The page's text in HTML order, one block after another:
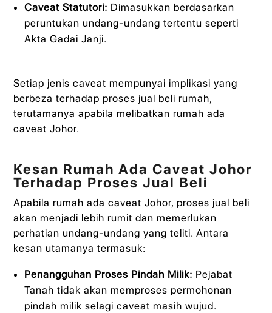
Caveat Statutori: Dimasukkan berdasarkan
peruntukan undang-undang tertentu seperti
Akta Gadai Janji.
Setiap jenis caveat mempunyai implikasi yang
berbeza terhadap proses jual beli rumah,
terutamanya apabila melibatkan rumah ada
caveat Johor.
Kesan Rumah Ada Caveat Johor
Terhadap Proses Jual Beli
Apabila rumah ada caveat Johor, proses jual beli
akan menjadi lebih rumit dan memerlukan
perhatian undang-undang yang teliti. Antara
kesan utamanya termasuk:
Penangguhan Proses Pindah Milik: Pejabat
Tanah tidak akan memproses permohonan
pindah milik selagi caveat masih wujud.